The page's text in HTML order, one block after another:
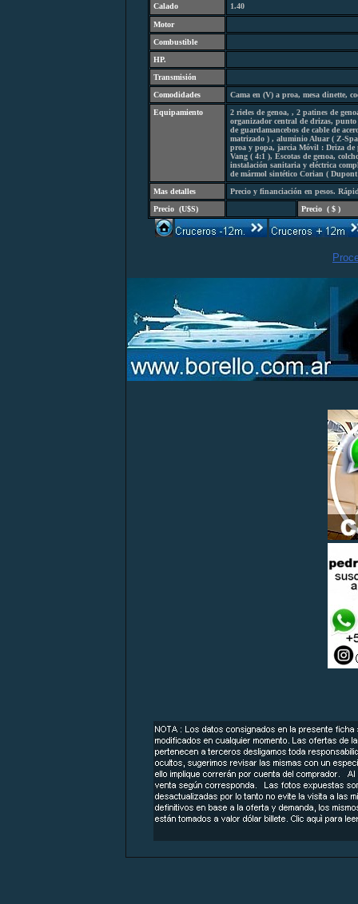
Calado
1.40
Motor
Combustible
HP.
Transmisión
Comodidades
Cama en (V) a proa, mesa dinette,
Equipamiento
2 rieles de genoa, , 2 patines de
organizador central de drizas,
de guardamancebos de cable de
matrizado ) , aluminio Aluar ( Z-
proa y popa, jarcia Móvil : Driza de
Vang ( 4:1 ), Escotas de genoa,
instalación sanitaria y eléctrica
de mármol sintético Corian (
Mas detalles
Precio y financiación en pesos.
Precio (U$S) Precio ( $ )